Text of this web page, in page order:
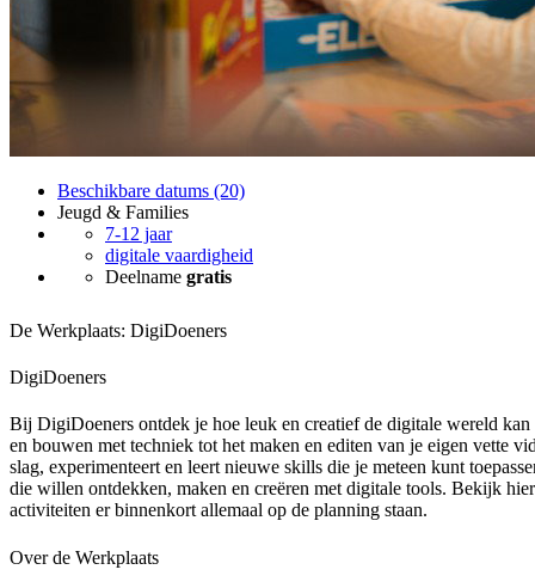
Beschikbare datums (20)
Jeugd & Families
7-12 jaar
digitale vaardigheid
Deelname gratis
De Werkplaats: DigiDoeners
DigiDoeners
Bij DigiDoeners ontdek je hoe leuk en creatief de digitale wereld
en bouwen met techniek tot het maken en editen van je eigen vette
slag, experimenteert en leert nieuwe skills die je meteen kunt
die willen ontdekken, maken en creëren met digitale tools. Bekijk
activiteiten er binnenkort allemaal op de planning staan.
Over de Werkplaats